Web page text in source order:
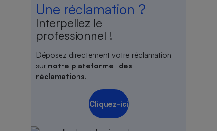
Une réclamation ?
Interpellez le
professionnel !
Déposez directement votre réclamation
sur notre plateforme des
réclamations.
Cliquez-ici